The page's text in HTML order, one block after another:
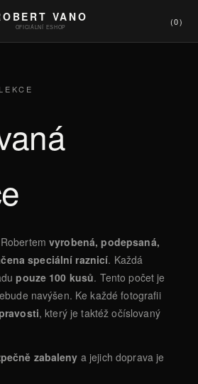
VANO
OFICIÁLNÍ ESHOP
(0)
vyrobená, podepsaná,
speciální raznicí. Každá
pouze 100 kusů. Tento počet je
navýšen. Ke každé fotografii
, který je taktéž očíslovaný
zabaleny a jejich doprava je